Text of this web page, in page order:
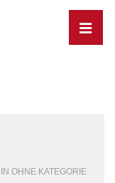
MENU
OHNE KATEGORIE